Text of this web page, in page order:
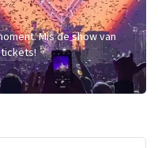
Mis de show van